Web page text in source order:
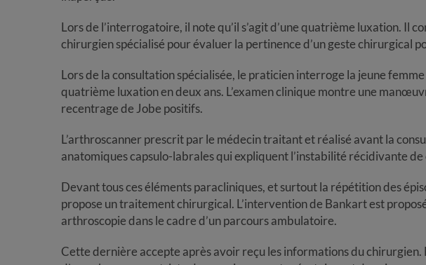
Lors de l’interrogatoire, il note qu’il s’agit d’une quatrième luxation. Il
chirurgien spécialisé pour évaluer la pertinence d’un geste chirurgical
Lors de la consultation spécialisée, le praticien interroge la jeune femme
quatrième luxation en deux ans. L’examen clinique montre une
recentrage de Jobe positifs.
L’arthroscanner prescrit par le médecin traitant et réalisé avant la
anatomiques capsulo-labrales qui expliquent l’instabilité récidivante
Devant tous ces éléments paracliniques, et surtout la répétition des
propose un traitement chirurgical. L’intervention de Bankart est
arthroscopie dans le cadre d’un parcours ambulatoire.
Cette dernière accepte après avoir reçu les informations du chirurgien.